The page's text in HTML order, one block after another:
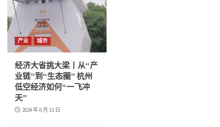
产业 城市
经济大省挑大梁丨从“产
业链”到“生态圈” 杭州
低空经济如何“一飞冲
天”
2024 年 6 月 15 日